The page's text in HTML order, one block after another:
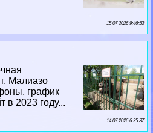
15 07 2026 9:46:53
Малиазо
график
в 2023 году...
14 07 2026 6:25:37